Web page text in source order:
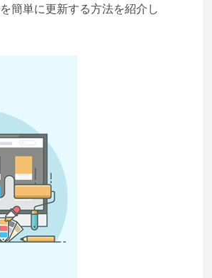
簡単に更新する方法を紹介し